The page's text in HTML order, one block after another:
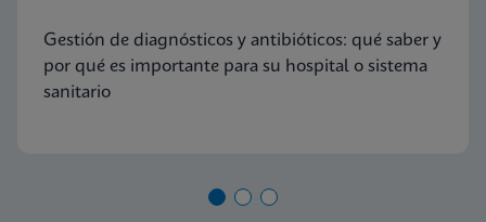
Gestión de diagnósticos y antibióticos: qué saber y
por qué es importante para su hospital o sistema
sanitario